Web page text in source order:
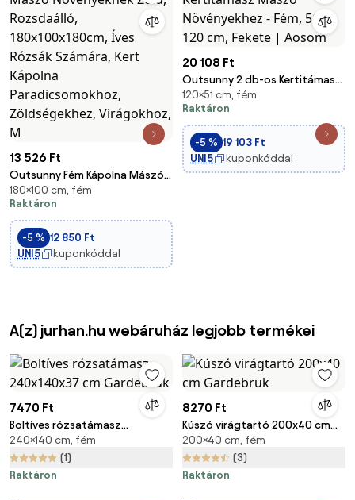
13 526 Ft
Outsunny Fém Kápolna Mászó
Növényeknek Zöld, Rozsdaálló,
180x100x180cm, Íves Rózsák
Számára, Kert Kápolna
Paradicsomokhoz,
Zöldségekhez, Virágokhoz, M
180×100 cm, fém
Raktáron
-5 % 12 850 Ft
UNI5
kuponkóddal
20 108 Ft
Outsunny 2 db-os Kertitámasz
Mászó Növényekhez - Fém, 51 x
120 cm, Fekete | Aosom
120×51 cm, fém
Raktáron
-5 % 19 103 Ft
UNI5
kuponkóddal
A(z) jurhan.hu webáruház legjobb termékei
7470 Ft
Boltíves rózsatámasz
240x140x37 cm Gardebruk
240×140 cm, fém
(1)
Raktáron
8270 Ft
Kúszó virágtartó 200x40 cm
Gardebruk
200×40 cm, fém
(3)
Raktáron